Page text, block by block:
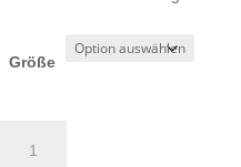
Größe
Speyer